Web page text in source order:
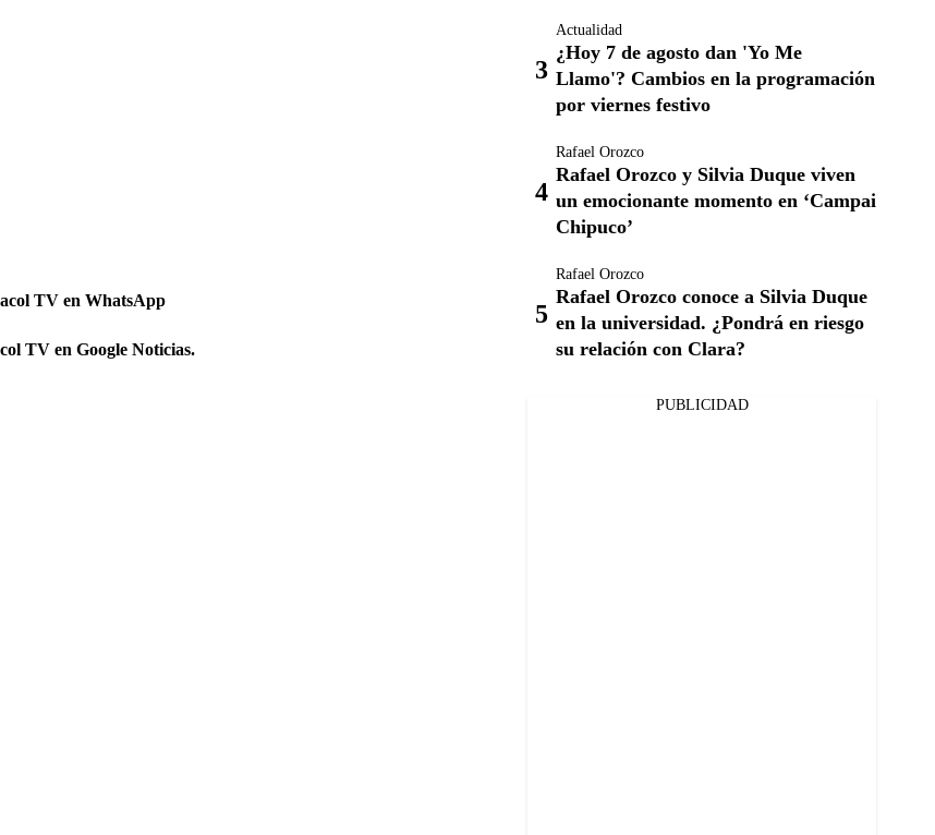
TV en WhatsApp
TV en Google Noticias.
Actualidad
¿Hoy 7 de agosto dan 'Yo Me
Llamo'? Cambios en la programación
por viernes festivo
Rafael Orozco
Rafael Orozco y Silvia Duque viven
un emocionante momento en ‘Campai
Chipuco’
Rafael Orozco
Rafael Orozco conoce a Silvia Duque
en la universidad. ¿Pondrá en riesgo
su relación con Clara?
PUBLICIDAD